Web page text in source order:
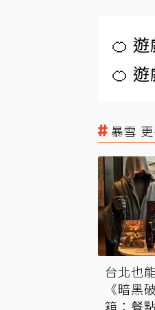
🍊
🍊
暴雪
台北也
《暗黑
箱：餐